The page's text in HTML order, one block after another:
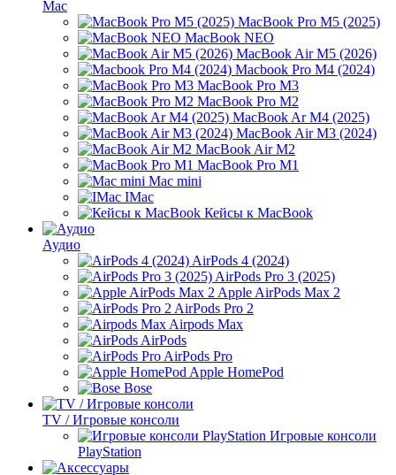
Mac
MacBook Pro M5 (2025)
MacBook NEO
MacBook Air M5 (2026)
Macbook Pro M4 (2024)
MacBook Pro M3
MacBook Pro M2
MacBook Ar M4 (2025)
MacBook Air M3 (2024)
MacBook Air M2
MacBook Pro M1
Mac mini
IMac
Кейсы к MacBook
Аудио
AirPods 4 (2024)
AirPods Pro 3 (2025)
Apple AirPods Max 2
AirPods Pro 2
Airpods Max
AirPods
AirPods Pro
Apple HomePod
Bose
TV / Игровые консоли
Игровые консоли
PlayStation